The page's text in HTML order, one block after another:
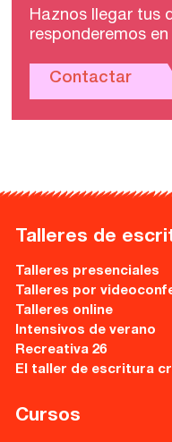
Haznos llegar tus
responderemos
Contactar
Talleres de
Talleres presenciales
Talleres por
Talleres online
Intensivos de verano
Recreativa 26
El taller de escritura
Cursos